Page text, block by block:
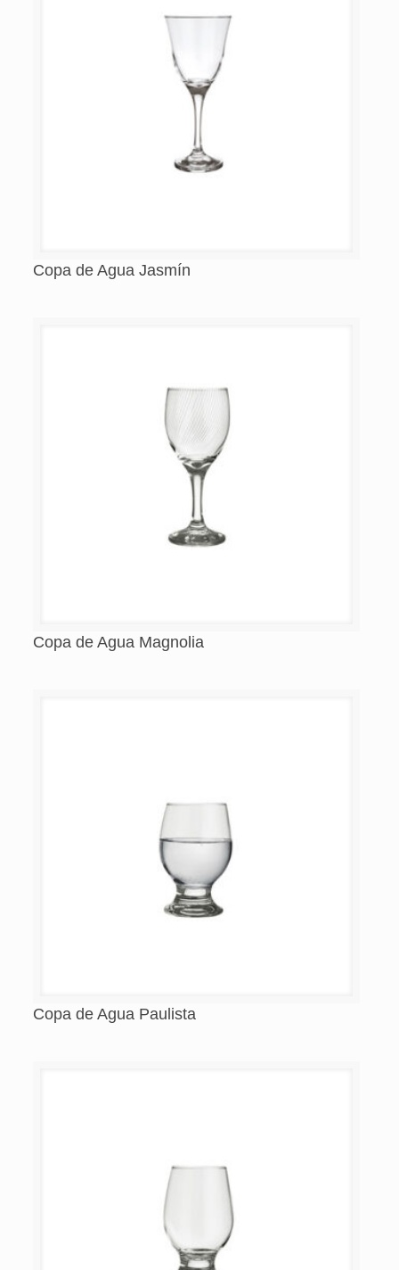
Copa de Agua Jasmín
Copa de Agua Magnolia
Copa de Agua Paulista